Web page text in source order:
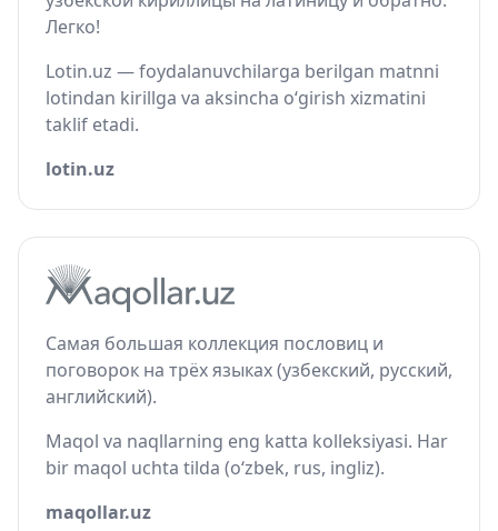
Легко!
Lotin.uz — foydalanuvchilarga berilgan matnni
lotindan kirillga va aksincha o‘girish xizmatini
taklif etadi.
lotin.uz
Самая большая коллекция пословиц и
поговорок на трёх языках (узбекский, русский,
английский).
Maqol va naqllarning eng katta kolleksiyasi. Har
bir maqol uchta tilda (o‘zbek, rus, ingliz).
maqollar.uz